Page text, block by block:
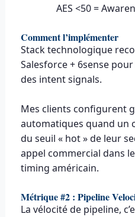
AES <50 =
Comment l’implémenter
Stack technologique
Salesforce + 6sense
des intent signals.
Mes clients configurent
automatiques quand un
du seuil « hot » de leur
appel commercial dans
timing américain.
Métrique #2 : Pipeline
La vélocité de pipeline,